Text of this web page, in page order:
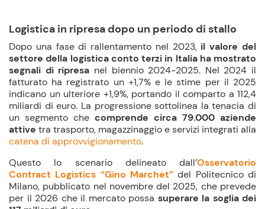
Logistica in ripresa dopo un periodo di stallo
Dopo una fase di rallentamento nel 2023, il valore del
settore della logistica conto terzi in Italia ha mostrato
segnali di ripresa nel biennio 2024-2025. Nel 2024 il
fatturato ha registrato un +1,7% e le stime per il 2025
indicano un ulteriore +1,9%, portando il comparto a 112,4
miliardi di euro. La progressione sottolinea la tenacia di
un segmento che comprende circa 79.000 aziende
attive tra trasporto, magazzinaggio e servizi integrati alla
catena di approvvigionamento.
Questo lo scenario delineato dall’Osservatorio
Contract Logistics “Gino Marchet” del Politecnico di
Milano, pubblicato nel novembre del 2025, che prevede
per il 2026 che il mercato possa superare la soglia dei